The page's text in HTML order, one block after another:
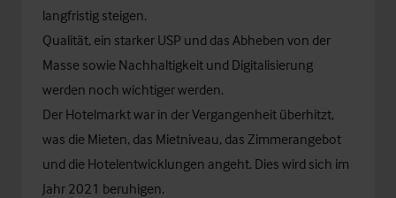
langfristig steigen.
Qualität, ein starker USP und das Abheben von der
Masse sowie Nachhaltigkeit und Digitalisierung
werden noch wichtiger werden.
Der Hotelmarkt war in der Vergangenheit überhitzt,
was die Mieten, das Mietniveau, das Zimmerangebot
und die Hotelentwicklungen angeht. Dies wird sich im
Jahr 2021 beruhigen.